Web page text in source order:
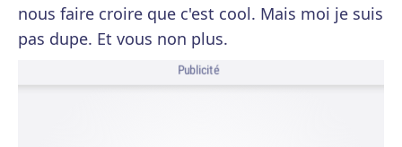
nous faire croire que c'est cool. Mais moi je suis
pas dupe. Et vous non plus.
Publicité